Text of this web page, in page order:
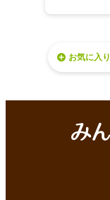
お気に入り